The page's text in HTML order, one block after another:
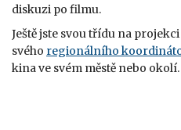
diskuzi po filmu.
Ještě jste svou třídu na
svého regionálního
kina ve svém městě nebo okolí.